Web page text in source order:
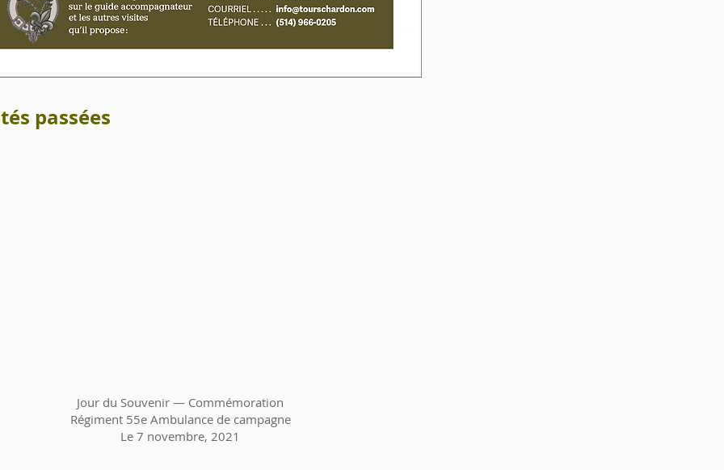
passées
Jour du Souvenir — Commémoration
Régiment 55e Ambulance de campagne
Le 7 novembre, 2021